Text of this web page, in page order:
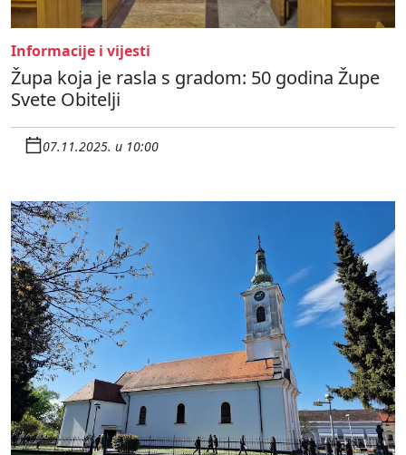
Informacije i vijesti
Župa koja je rasla s gradom: 50 godina Župe
Svete Obitelji
07.11.2025. u 10:00